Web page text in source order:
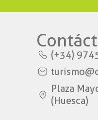
(+34)
Plaza
(Huesca)